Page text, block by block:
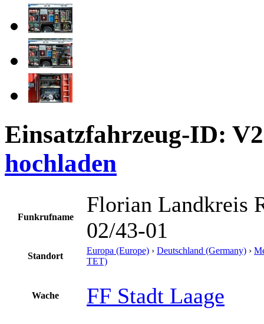
Einsatzfahrzeug-ID:
hochladen
Funkrufname
Florian Landkreis
02/43-01
Standort
Europa (Europe) › Deutschland (Germany) ›
TET)
Wache FF Stadt Laage